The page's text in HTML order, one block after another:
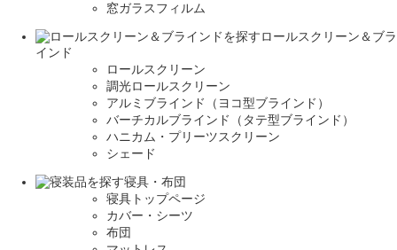
窓ガラスフィルム
ロールスクリーン＆ブラ
インド
ロールスクリーン
調光ロールスクリーン
アルミブラインド（ヨコ型ブラインド）
バーチカルブラインド（タテ型ブラインド）
ハニカム・プリーツスクリーン
シェード
寝具・布団
寝具トップページ
カバー・シーツ
布団